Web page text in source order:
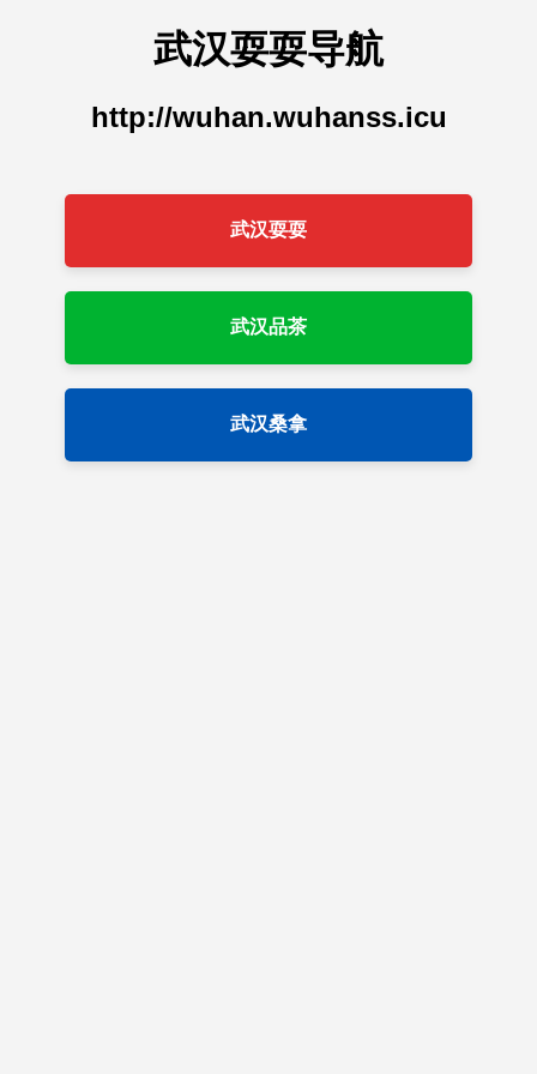
武汉耍耍导航
http://wuhan.wuhanss.icu
武汉耍耍
武汉品茶
武汉桑拿